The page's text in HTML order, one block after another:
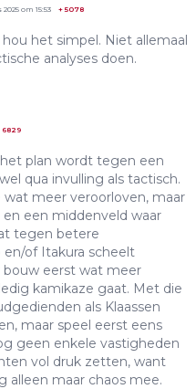
om 15:53 + 5078
het simpel. Niet allemaal
analyses doen.
6829
plan wordt tegen een
qua invulling als tactisch.
wat meer veroorloven, maar
een middenveld waar
tegen betere
of Itakura scheelt
bouw eerst wat meer
kamikaze gaat. Met die
als Klaassen
maar speel eerst eens
geen enkele vastigheden
vol druk zetten, want
alleen maar chaos mee.